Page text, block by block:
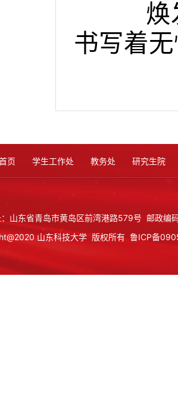
焕发
书写着
页 学生工作处 教务处 研究生院
：山东省青岛市黄岛区前湾港路579号 邮政
山东科技大学 版权所有 鲁ICP备